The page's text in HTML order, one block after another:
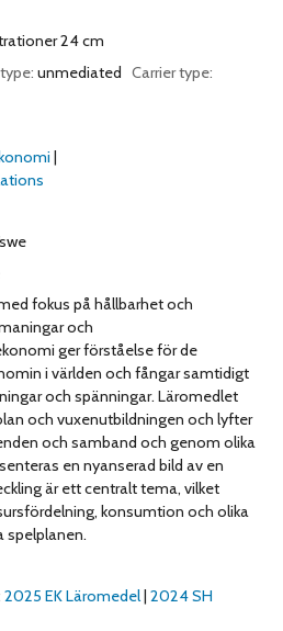
24 cm
unmediated Carrier type:
fokus på hållbarhet och
och
ger förståelse för de
i världen och fångar samtidigt
och spänningar. Läromedlet
och vuxenutbildningen och lyfter
och samband och genom olika
en nyanserad bild av en
är ett centralt tema, vilket
konsumtion och olika
spelplanen.
2025 EK Läromedel| 2024 SH